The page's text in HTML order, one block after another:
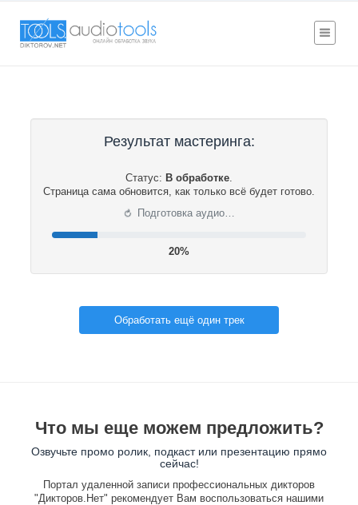
Результат мастеринга:
Статус: В обработке.
Страница сама обновится, как только всё будет готово.
⟳ Подготовка аудио…
20%
Обработать ещё один трек
Что мы еще можем предложить?
Озвучьте промо ролик, подкаст или презентацию прямо
сейчас!
Портал удаленной записи профессиональных дикторов
"Дикторов.Нет" рекомендует Вам воспользоваться нашими